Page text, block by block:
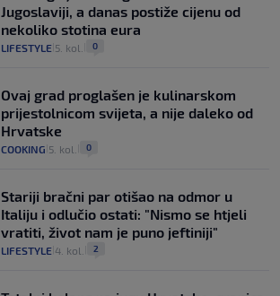
Jugoslaviji, a danas postiže cijenu od
nekoliko stotina eura
LIFESTYLE 5. kol. 0
Ovaj grad proglašen je kulinarskom
prijestolnicom svijeta, a nije daleko od
Hrvatske
COOKING 5. kol. 0
Stariji bračni par otišao na odmor u
Italiju i odlučio ostati: "Nismo se htjeli
vratiti, život nam je puno jeftiniji"
LIFESTYLE 4. kol. 2